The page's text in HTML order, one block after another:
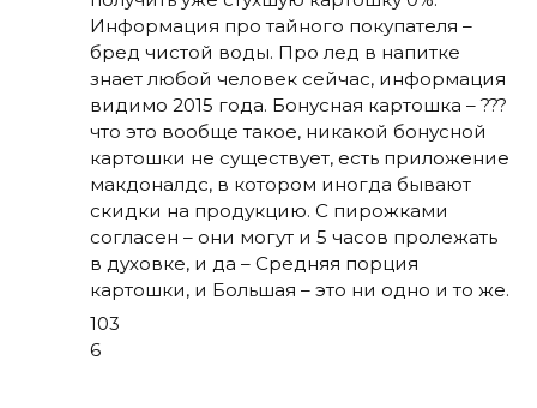
Информация про тайного покупателя –
бред чистой воды. Про лед в напитке
знает любой человек сейчас, информация
видимо 2015 года. Бонусная картошка – ???
что это вообще такое, никакой бонусной
картошки не существует, есть приложение
макдоналдс, в котором иногда бывают
скидки на продукцию. С пирожками
согласен – они могут и 5 часов пролежать
в духовке, и да – Средняя порция
картошки, и Большая – это ни одно и то же.
103
6